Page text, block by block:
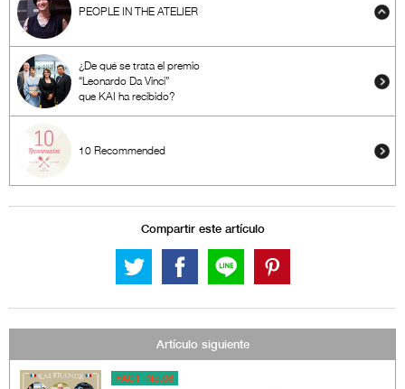
PEOPLE IN THE ATELIER
¿De qué se trata el premio
“Leonardo Da Vinci”
que KAI ha recibido?
10 Recommended
Compartir este artículo
Artículo siguiente
FACT No.06